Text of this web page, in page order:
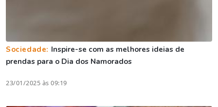
Sociedade: Inspire-se com as melhores ideias de
prendas para o Dia dos Namorados
23/01/2025 às 09:19